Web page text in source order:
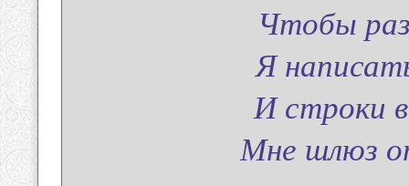
Чтобы
Я
И строки
Мне шлюз